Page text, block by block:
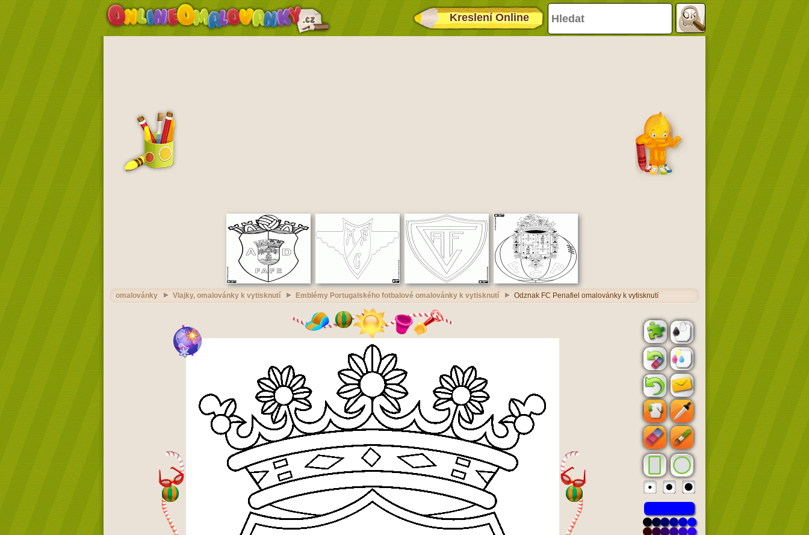
Kreslení Online
omalovánky Vlajky, omalovánky k vytisknutí Emblémy Portugalského fotbalové omalovánky k vytisknutí Odznak FC Penafiel omalovánky k vytisknutí